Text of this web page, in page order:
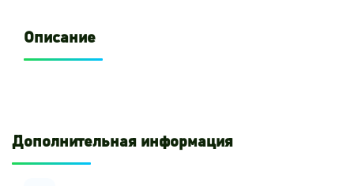
Описание
Дополнительная информация